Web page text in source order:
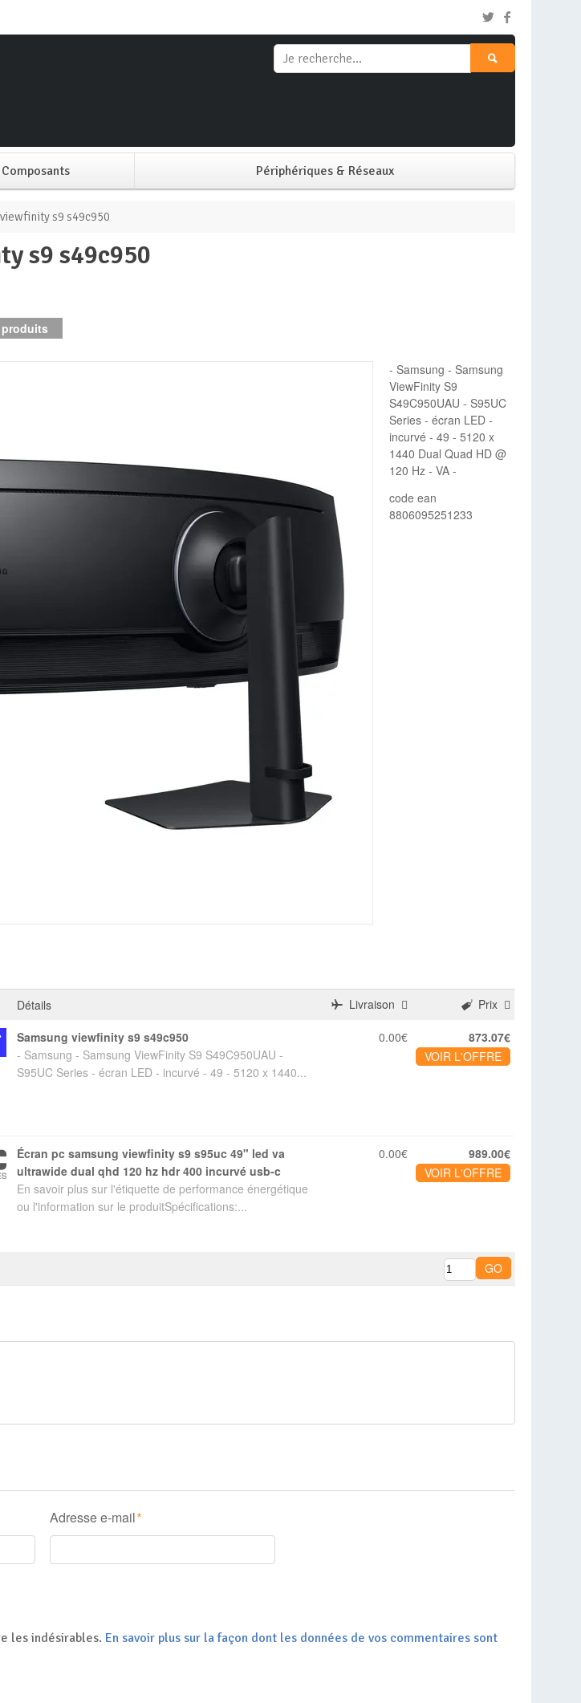
Composants
PC
Périphériques & Réseaux
s9 s49c950
s9 s49c950
- Samsung - Samsung
ViewFinity S9
S49C950UAU - S95UC
Series - écran LED -
incurvé - 49 - 5120 x
1440 Dual Quad HD @
120 Hz - VA -
code ean
8806095251233
Détails Livraison Prix
samsung viewfinity s9 s49c950
- Samsung - Samsung ViewFinity S9 S49C950UAU -
S95UC Series - écran LED - incurvé - 49 - 5120 x 1440...
0.00€
873.07€
VOIR L'OFFRE
écran pc samsung viewfinity s9 s95uc 49" led va
ultrawide dual qhd 120 hz hdr 400 incurvé usb-c
En savoir plus sur l'étiquette de performance énergétique
ou l'information sur le produitSpécifications:...
0.00€
989.00€
VOIR L'OFFRE
Adresse e-mail *
les indésirables. En savoir plus sur la façon dont les données de vos commentaires sont